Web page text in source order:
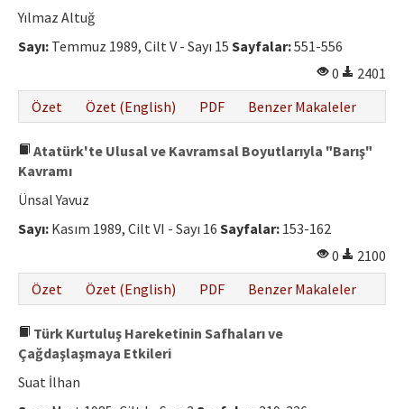
Yılmaz Altuğ
Sayı: Temmuz 1989, Cilt V - Sayı 15 Sayfalar:551-556
0
2401
Özet
Özet (English) PDF Benzer Makaleler
Atatürk'te Ulusal ve Kavramsal Boyutlarıyla "Barış"
Kavramı
Ünsal Yavuz
Sayı: Kasım 1989, Cilt VI - Sayı 16 Sayfalar: 153-162
0
2100
Özet
Özet (English) PDF Benzer Makaleler
Türk Kurtuluş Hareketinin Safhaları ve
Çağdaşlaşmaya Etkileri
Suat İlhan